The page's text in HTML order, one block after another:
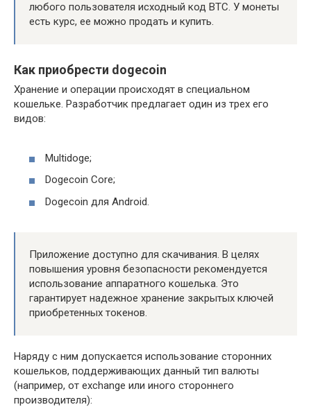
любого пользователя исходный код ВТС. У монеты
есть курс, ее можно продать и купить.
Как приобрести dogecoin
Хранение и операции происходят в специальном
кошельке. Разработчик предлагает один из трех его
видов:
Multidoge;
Dogecoin Core;
Dogecoin для Android.
Приложение доступно для скачивания. В целях
повышения уровня безопасности рекомендуется
использование аппаратного кошелька. Это
гарантирует надежное хранение закрытых ключей
приобретенных токенов.
Наряду с ним допускается использование сторонних
кошельков, поддерживающих данный тип валюты
(например, от exchange или иного стороннего
производителя):